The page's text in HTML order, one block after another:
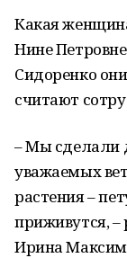
Какая
Нине
Сидоренко
считают
– Мы сделали
уважаемых
растения –
приживутся, –
Ирина